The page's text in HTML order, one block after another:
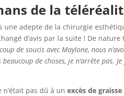
de la
une adepte de la chirurgie
d’avis par la suite ! De
de soucis avec Maylone, nous
de choses, je n’arrête pas.
n’était pas dû à unexcès de graisse